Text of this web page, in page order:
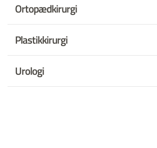
Ortopædkirurgi
Plastikkirurgi
Urologi